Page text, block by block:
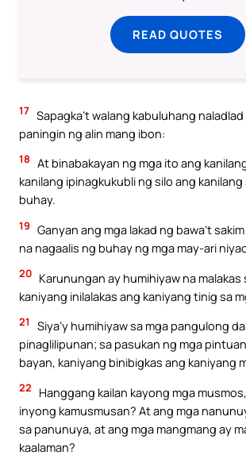
READ QUOTES
17 Sapagka’t walang kabuluhang
paningin ng alin mang ibon:
18 At binabakayan ng mga ito ang
kanilang ipinagkukubli ng silo ang
buhay.
19 Ganyan ang mga lakad ng bawa’t
na nagaalis ng buhay ng mga may-ari
20 Karunungan ay humihiyaw na malakas
kaniyang inilalakas ang kaniyang tinig sa
21
Siya’y humihiyaw sa mga pangulong
pinaglilipunan; sa pasukan ng mga
bayan, kaniyang binibigkas ang kaniyang
22
Hanggang kailan kayong mga
inyong kamusmusan? At ang mga
sa panunuya, at ang mga mangmang ay
kaalaman?